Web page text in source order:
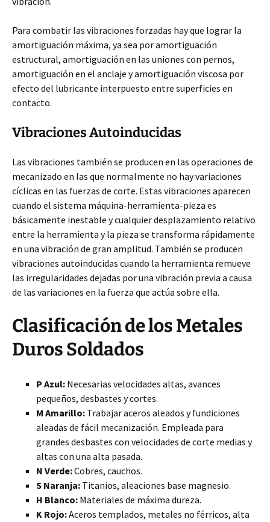
Para combatir las vibraciones forzadas hay que lograr la
amortiguación máxima, ya sea por amortiguación
estructural, amortiguación en las uniones con pernos,
amortiguación en el anclaje y amortiguación viscosa por
efecto del lubricante interpuesto entre superficies en
contacto.
Vibraciones Autoinducidas
Las vibraciones también se producen en las operaciones de
mecanizado en las que normalmente no hay variaciones
cíclicas en las fuerzas de corte. Estas vibraciones aparecen
cuando el sistema máquina-herramienta-pieza es
básicamente inestable y cualquier desplazamiento relativo
entre la herramienta y la pieza se transforma rápidamente
en una vibración de gran amplitud. También se producen
vibraciones autoinducidas cuando la herramienta remueve
las irregularidades dejadas por una vibración previa a causa
de las variaciones en la fuerza que actúa sobre ella.
Clasificación de los Metales
Duros Soldados
P Azul: Necesarias velocidades altas, avances
pequeños, desbastes y cortes.
M Amarillo: Trabajar aceros aleados y fundiciones
aleadas de fácil mecanización. Empleada para
grandes desbastes con velocidades de corte medias y
altas con una alta pasada.
N Verde:Cobres, cauchos.
S Naranja: Titanios, aleaciones base magnesio.
H Blanco: Materiales de máxima dureza.
K Rojo:Aceros templados, metales no férricos, alta